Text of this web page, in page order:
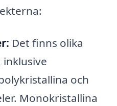
Det finns olika
inklusive
och
Monokristallina